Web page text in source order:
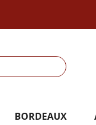
BORDEAUX